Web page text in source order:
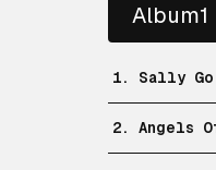
Album1
1. Sally Go
2. Angels